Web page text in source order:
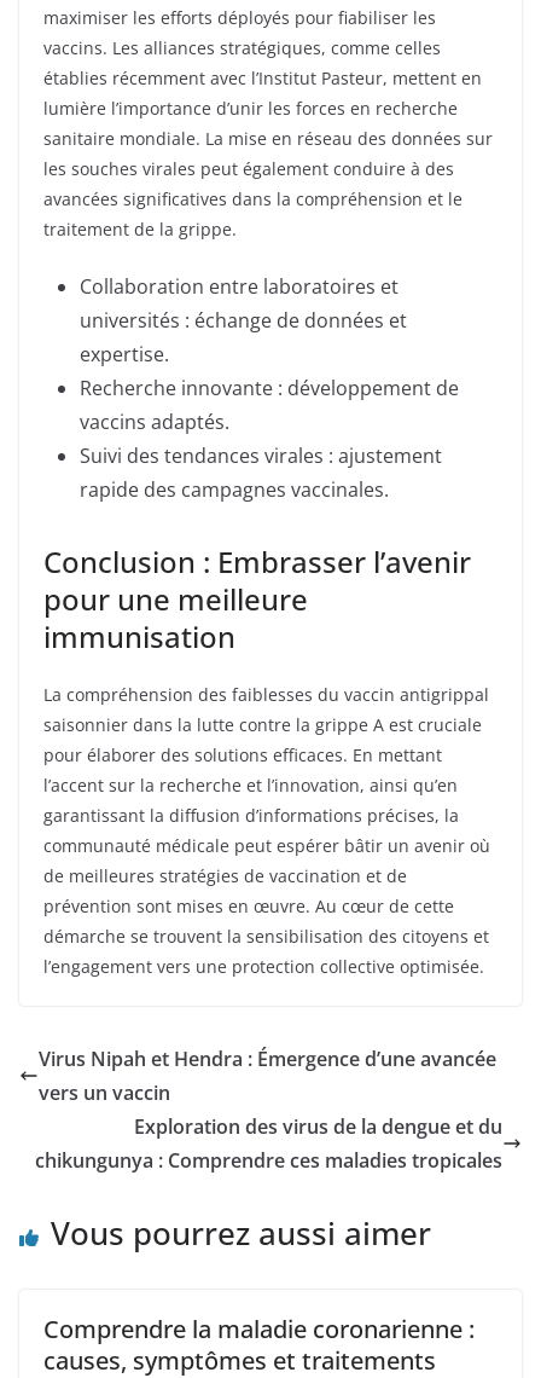
maximiser les efforts déployés pour fiabiliser les
vaccins. Les alliances stratégiques, comme celles
établies récemment avec l’Institut Pasteur, mettent en
lumière l’importance d’unir les forces en recherche
sanitaire mondiale. La mise en réseau des données sur
les souches virales peut également conduire à des
avancées significatives dans la compréhension et le
traitement de la grippe.
Collaboration entre laboratoires et
universités : échange de données et
expertise.
Recherche innovante : développement de
vaccins adaptés.
Suivi des tendances virales : ajustement
rapide des campagnes vaccinales.
Conclusion : Embrasser l’avenir
pour une meilleure
immunisation
La compréhension des faiblesses du vaccin antigrippal
saisonnier dans la lutte contre la grippe A est cruciale
pour élaborer des solutions efficaces. En mettant
l’accent sur la recherche et l’innovation, ainsi qu’en
garantissant la diffusion d’informations précises, la
communauté médicale peut espérer bâtir un avenir où
de meilleures stratégies de vaccination et de
prévention sont mises en œuvre. Au cœur de cette
démarche se trouvent la sensibilisation des citoyens et
l’engagement vers une protection collective optimisée.
Virus Nipah et Hendra : Émergence d’une avancée
vers un vaccin
Exploration des virus de la dengue et du
chikungunya : Comprendre ces maladies tropicales
Vous pourrez aussi aimer
Comprendre la maladie coronarienne :
causes, symptômes et traitements